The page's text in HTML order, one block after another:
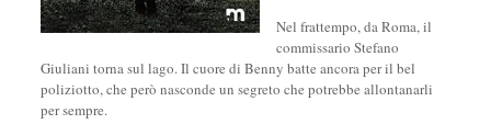
Nel frattempo, da Roma, il
commissario Stefano
Giuliani torna sul lago. Il cuore di Benny batte ancora per il bel
poliziotto, che però nasconde un segreto che potrebbe allontanarli
per sempre.